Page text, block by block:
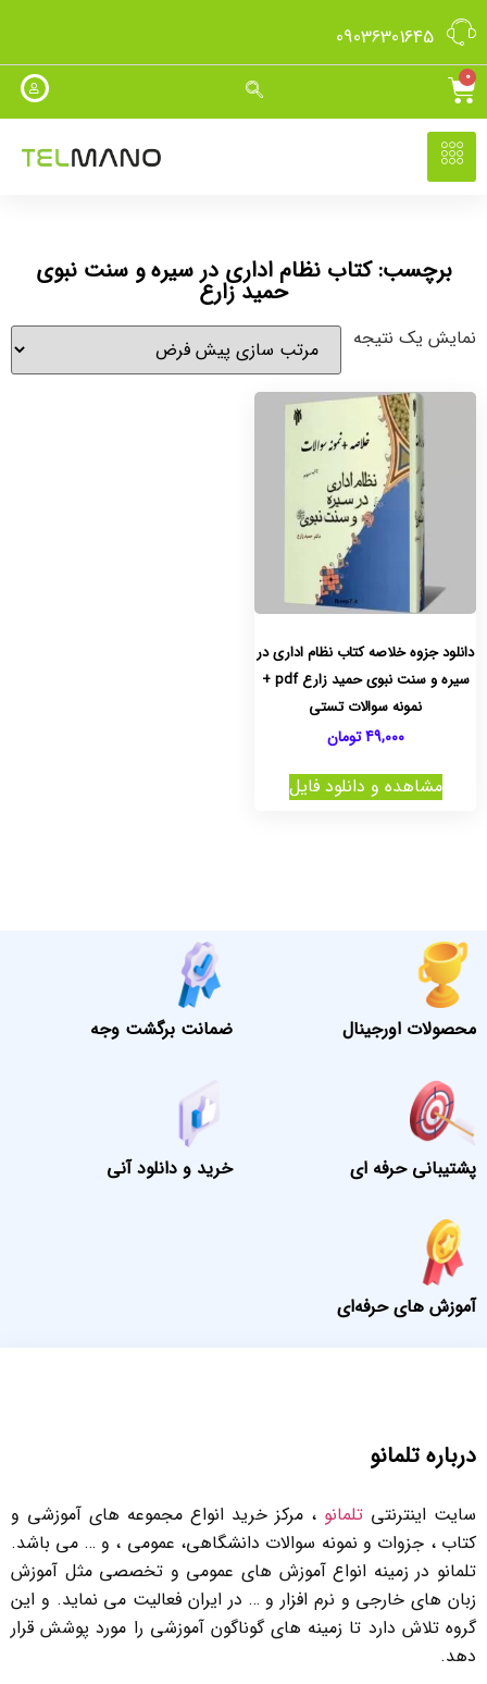
09036301645
0
برچسب: کتاب نظام اداری در سیره و سنت نبوی
حمید زارع
نمایش یک نتیجه
دانلود جزوه خلاصه کتاب نظام اداری در
سیره و سنت نبوی حمید زارع pdf +
نمونه سوالات تستی
49,000 تومان
مشاهده و دانلود فایل
محصولات اورجینال ضمانت برگشت وجه
پشتیبانی حرفه ای خرید و دانلود آنی
آموزش های حرفه‌ای
درباره تلمانو
سایت اینترنتی تلمانو ، مرکز خرید انواع مجموعه های آموزشی و
کتاب ، جزوات و نمونه سوالات دانشگاهی، عمومی ، و … می باشد.
تلمانو در زمینه انواع آموزش های عمومی و تخصصی مثل آموزش
زبان های خارجی و نرم افزار و … در ایران فعالیت می نماید. و این
گروه تلاش دارد تا زمینه های گوناگون آموزشی را مورد پوشش قرار
دهد.